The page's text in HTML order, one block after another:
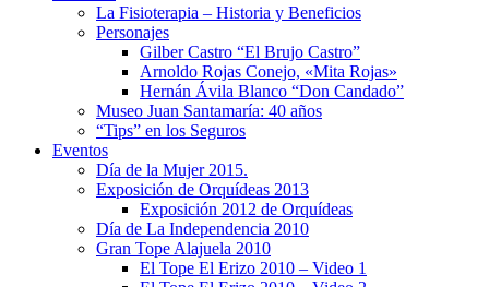
La Fisioterapia – Historia y Beneficios
Personajes
Gilber Castro “El Brujo Castro”
Arnoldo Rojas Conejo, «Mita Rojas»
Hernán Ávila Blanco “Don Candado”
Museo Juan Santamaría: 40 años
“Tips” en los Seguros
Eventos
Día de la Mujer 2015.
Exposición de Orquídeas 2013
Exposición 2012 de Orquídeas
Día de La Independencia 2010
Gran Tope Alajuela 2010
El Tope El Erizo 2010 – Video 1